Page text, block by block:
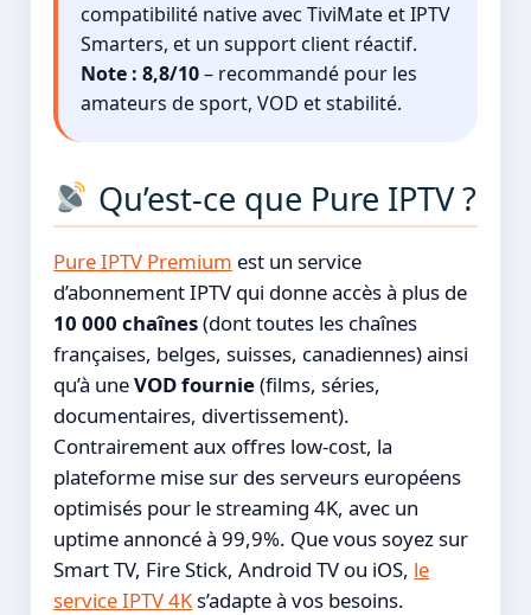
compatibilité native avec TiviMate et IPTV
Smarters, et un support client réactif.
Note : 8,8/10– recommandé pour les
amateurs de sport, VOD et stabilité.
Qu’est-ce que Pure IPTV ?
Pure IPTV Premium est un service
d’abonnement IPTV qui donne accès à plus de
10 000 chaînes(dont toutes les chaînes
françaises, belges, suisses, canadiennes) ainsi
qu’à uneVOD fournie(films, séries,
documentaires, divertissement).
Contrairement aux offres low‑cost, la
plateforme mise sur des serveurs européens
optimisés pour le streaming 4K, avec un
uptime annoncé à 99,9%. Que vous soyez sur
Smart TV, Fire Stick, Android TV ou iOS, le
service IPTV 4Ks’adapte à vos besoins.